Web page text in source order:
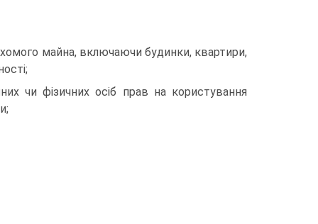
майна, включаючи будинки, квартири,
чи фізичних осіб прав на користування